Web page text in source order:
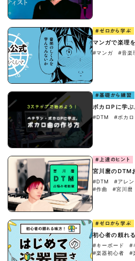
#ゼロから学ぶ
マンガで楽理
#マンガ #音楽
#基礎から練習
ボカロPに学
#DTM #ボカロ
#上達のヒント
宮川麿のDTM
#DTM #アレン
#作曲
#宮川麿
#ゼロから学ぶ
初心者の頼れ
#キーボード #
#楽器初心者
#